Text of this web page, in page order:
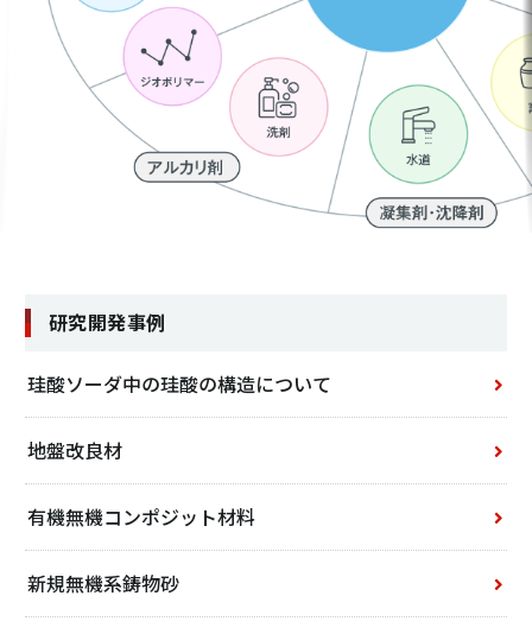
研究開発事例
珪酸ソーダ中の珪酸の構造について
地盤改良材
有機無機コンポジット材料
新規無機系鋳物砂